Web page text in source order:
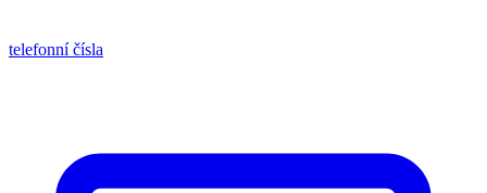
telefonní čísla